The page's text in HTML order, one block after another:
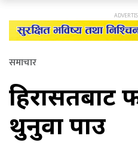
समाचार
हिरासतबाट
थुनुवा पक्राउ